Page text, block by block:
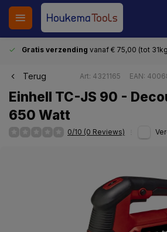
Gratis verzending vanaf € 75,00 (tot
Terug Art: 4321165 EAN:
Einhell TC-JS 90 -
650 Watt
0/10 (0 Reviews)